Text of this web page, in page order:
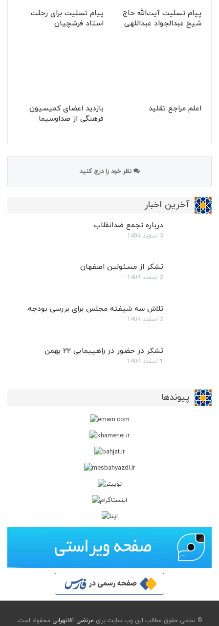
پیام تسلیت آیت‌الله حاج
شیخ عبدالجواد عبداللهی
پیام تسلیت برای رحلت
استاد فرشچیان
اعلم مراجع تقلید
بازدید اعضای کمیسیون
فرهنگی از صداوسیما
نظر خود را درج کنید
آخرین اخبار
درباره تجمع ضدانقلاب
3 اسفند 1404
تشکر از مسئولین اصفهان
2 اسفند 1404
تلاش سه شیفته مجلس برای بررسی بودجه
2 اسفند 1404
تشکر در حضور در راهپیمایی ۲۲ بهمن
1 اسفند 1404
پیوندها
© تمامی حقوق مطالب این وب سایت برای مرتضی آقاتهرانی محفوظ است.